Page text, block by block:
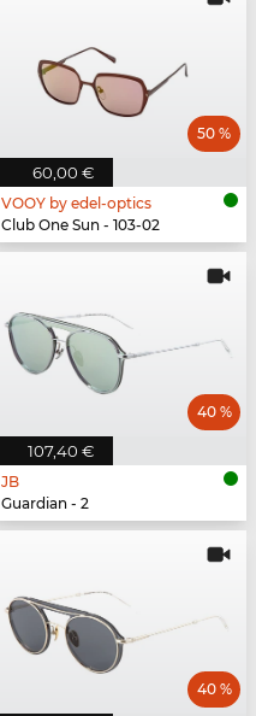
60,00 €
50 %
VOOY by edel-optics
Club One Sun - 103-02
107,40 €
40 %
JB
Guardian - 2
40 %